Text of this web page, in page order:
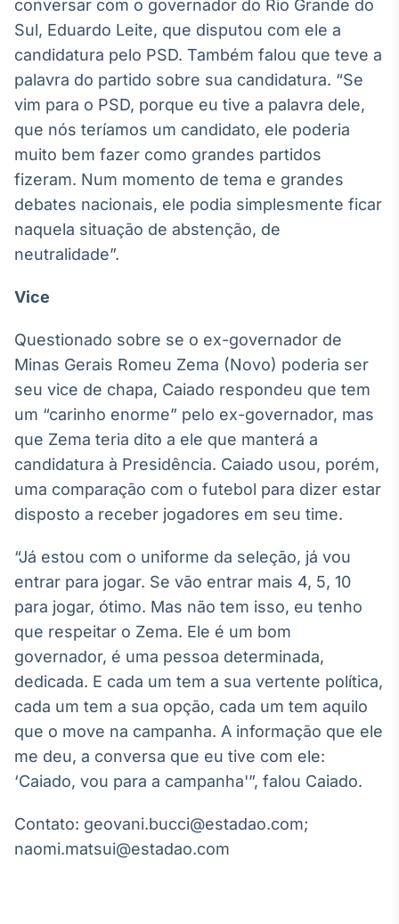
Broadcast
Wallboard
Conteúdos e
dados para
displays e telas
Broadcast
Curadoria
Curadoria de
conteúdos
noticiosos
Soluções de
Tecnologia
inteligente de
notícias e
conteúdos
Broadcast
A melhor
plataforma para
analisar fundos
de investimento
no Brasil
Em breve
BroadFast
Em breve
Investimentos
Em breve
conversar com o governador do Rio Grande do
Sul, Eduardo Leite, que disputou com ele a
candidatura pelo PSD. Também falou que teve a
palavra do partido sobre sua candidatura. “Se
vim para o PSD, porque eu tive a palavra dele,
que nós teríamos um candidato, ele poderia
muito bem fazer como grandes partidos
fizeram. Num momento de tema e grandes
debates nacionais, ele podia simplesmente ficar
naquela situação de abstenção, de
neutralidade”.
Vice
Questionado sobre se o ex-governador de
Minas Gerais Romeu Zema (Novo) poderia ser
seu vice de chapa, Caiado respondeu que tem
um “carinho enorme” pelo ex-governador, mas
que Zema teria dito a ele que manterá a
candidatura à Presidência. Caiado usou, porém,
uma comparação com o futebol para dizer estar
disposto a receber jogadores em seu time.
“Já estou com o uniforme da seleção, já vou
entrar para jogar. Se vão entrar mais 4, 5, 10
para jogar, ótimo. Mas não tem isso, eu tenho
que respeitar o Zema. Ele é um bom
governador, é uma pessoa determinada,
dedicada. E cada um tem a sua vertente política,
cada um tem a sua opção, cada um tem aquilo
que o move na campanha. A informação que ele
me deu, a conversa que eu tive com ele:
‘Caiado, vou para a campanha'”, falou Caiado.
Contato: geovani.bucci@estadao.com;
naomi.matsui@estadao.com